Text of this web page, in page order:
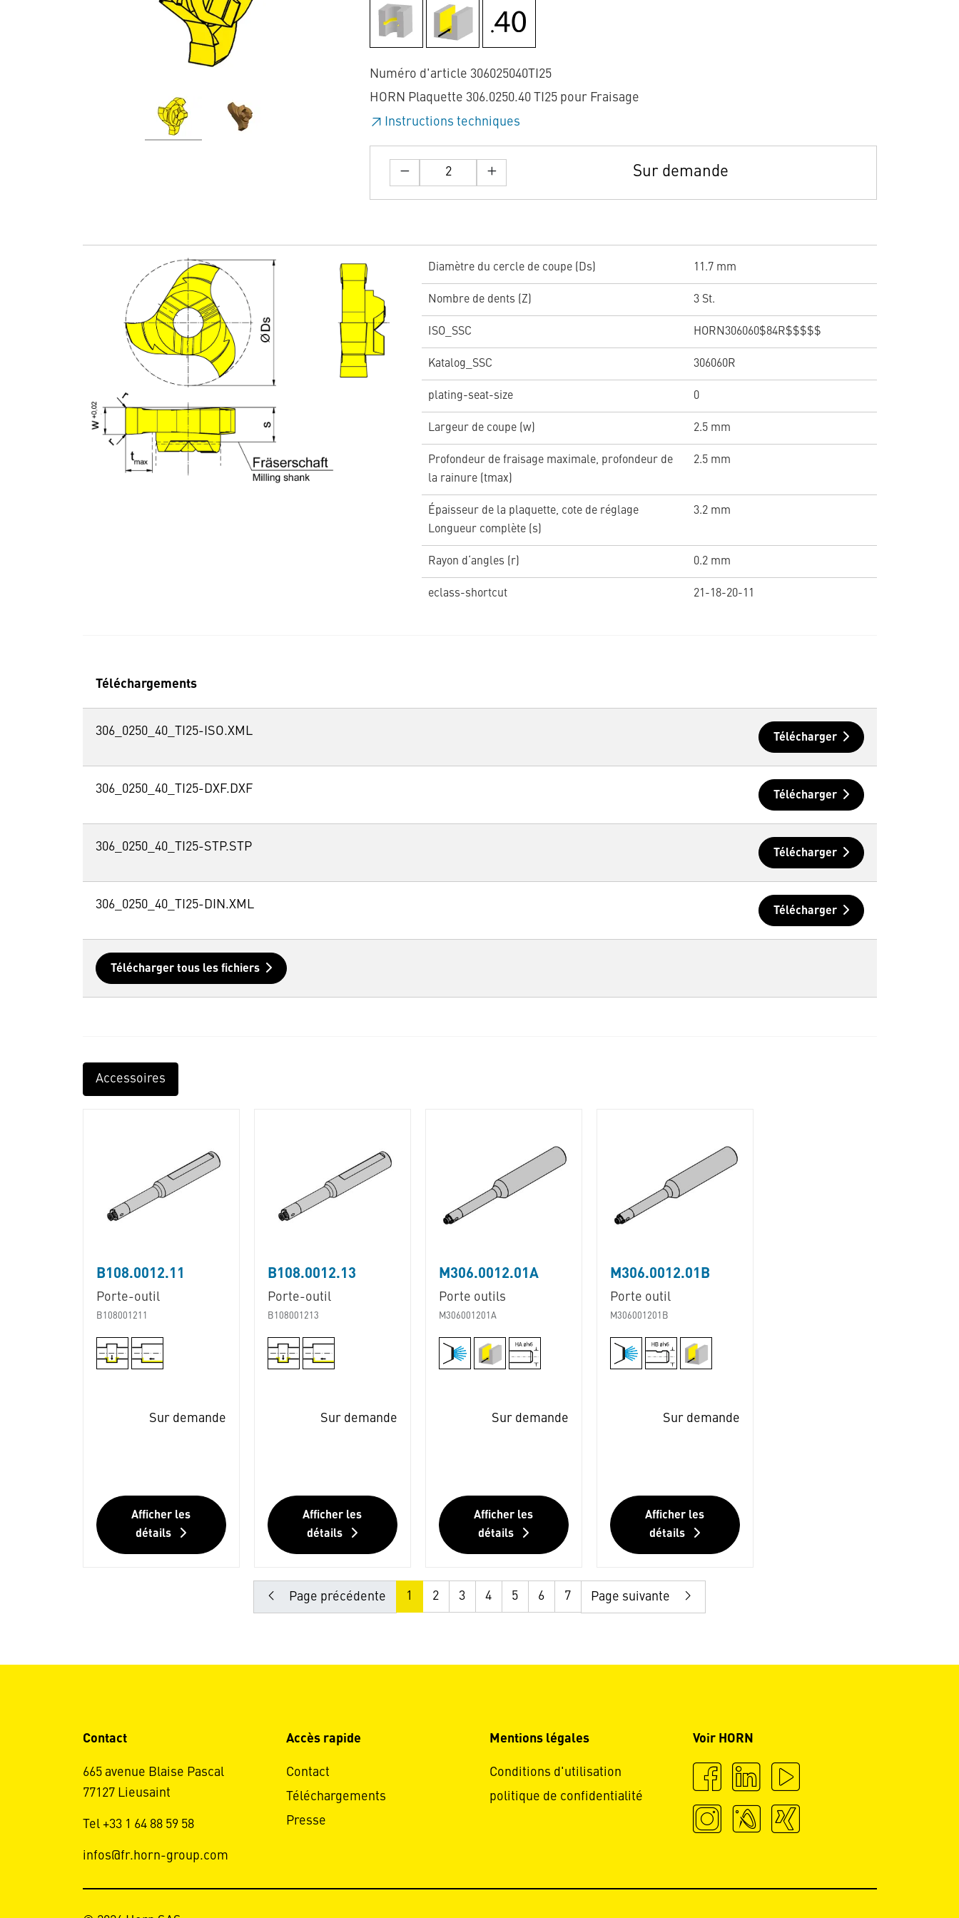
Numéro d'article 306025040TI25
HORN Plaquette 306.0250.40 TI25 pour Fraisage
Instructions techniques
Sur demande
Diamètre du cercle de coupe (Ds) 11.7 mm
Nombre de dents (Z) 3 St.
ISO_SSC HORN306060$84R$$$$$
Katalog_SSC 306060R
plating-seat-size 0
Largeur de coupe (w) 2.5 mm
Profondeur de fraisage maximale, profondeur de
la rainure (tmax)
2.5 mm
Épaisseur de la plaquette, cote de réglage
Longueur complète (s)
3.2 mm
Rayon d‘angles (r) 0.2 mm
eclass-shortcut 21-18-20-11
Téléchargements
306_0250_40_TI25-ISO.XML Télécharger
306_0250_40_TI25-DXF.DXF Télécharger
306_0250_40_TI25-STP.STP Télécharger
306_0250_40_TI25-DIN.XML Télécharger
Télécharger tous les fichiers
Accessoires
B108.0012.11
Porte-outil
B108001211
Sur demande
Afficher les
détails
B108.0012.13
Porte-outil
B108001213
Sur demande
Afficher les
détails
M306.0012.01A
Porte outils
M306001201A
Sur demande
Afficher les
détails
M306.0012.01B
Porte outil
M306001201B
Sur demande
Afficher les
détails
Page précédente 1 2 3 4 5 6 7 Page suivante
Contact
665 avenue Blaise Pascal
77127 Lieusaint
Tel +33 1 64 88 59 58
infos@fr.horn-group.com
Accès rapide
Contact
Téléchargements
Presse
Mentions légales
Conditions d'utilisation
politique de confidentialité
Voir HORN